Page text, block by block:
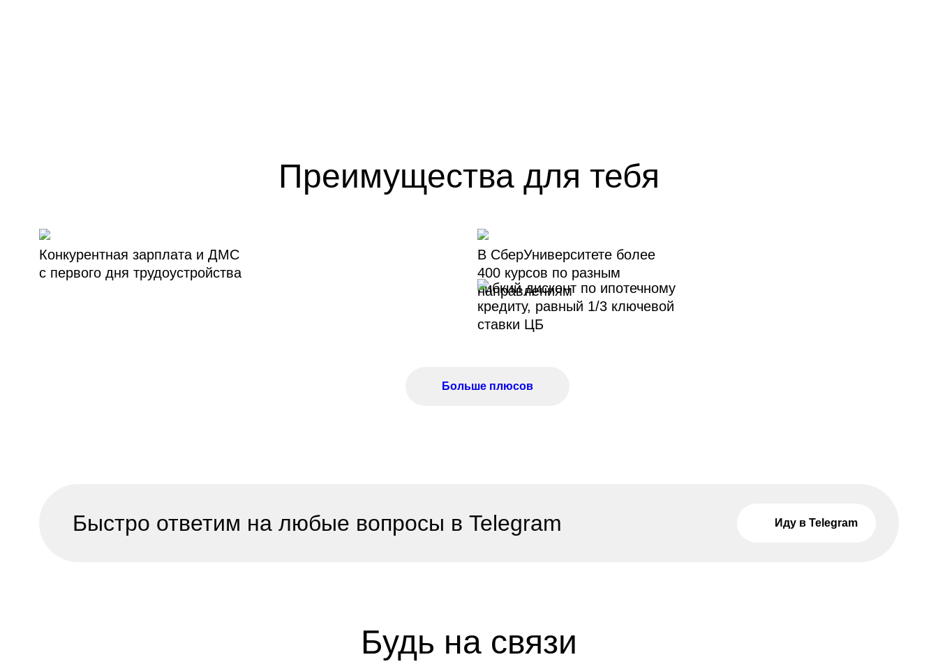
Преимущества для тебя
Конкурентная зарплата и ДМС
с первого дня трудоустройства
В СберУниверситете более
400 курсов по разным
направлениям
Гибкий дисконт по ипотечному
кредиту, равный 1/3 ключевой
ставки ЦБ
Больше плюсов
Быстро ответим на любые вопросы в Telegram Иду в Telegram
Будь на связи